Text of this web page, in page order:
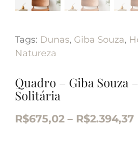
Tags: Dunas, Giba Souza,
Natureza
Quadro – Giba Souza
Solitária
R$675,02 – R$2.394,37